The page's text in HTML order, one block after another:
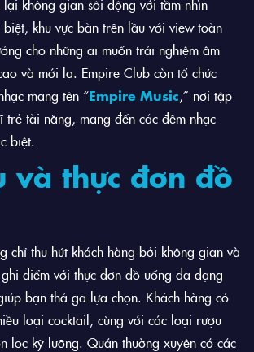
không gian sôi động với tầm nhìn
khu vực bàn trên lầu với view toàn
cho những ai muốn trải nghiệm âm
và mới lạ. Empire Club còn tổ chức
mang tên “Empire Music,” nơi tập
trẻ tài năng, mang đến các đêm nhạc
biệt.
và thực đơn đồ
chỉ thu hút khách hàng bởi không gian và
điểm với thực đơn đồ uống đa dạng
bạn thả ga lựa chọn. Khách hàng có
loại cocktail, cùng với các loại rượu
lọc kỹ lưỡng. Quán thường xuyên có các